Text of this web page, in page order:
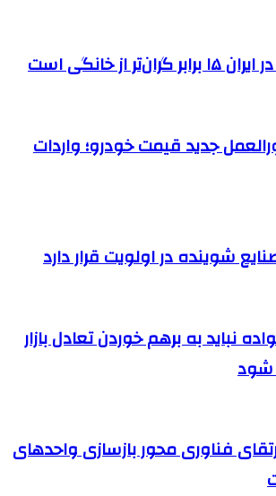
از خانگی است
جدید قیمت خودرو؛ واردات
شوینده در اولویت قرار دارد
نباید به برهم خوردن تعادل بازار
شود
فناوری محور بازسازی واحدهای